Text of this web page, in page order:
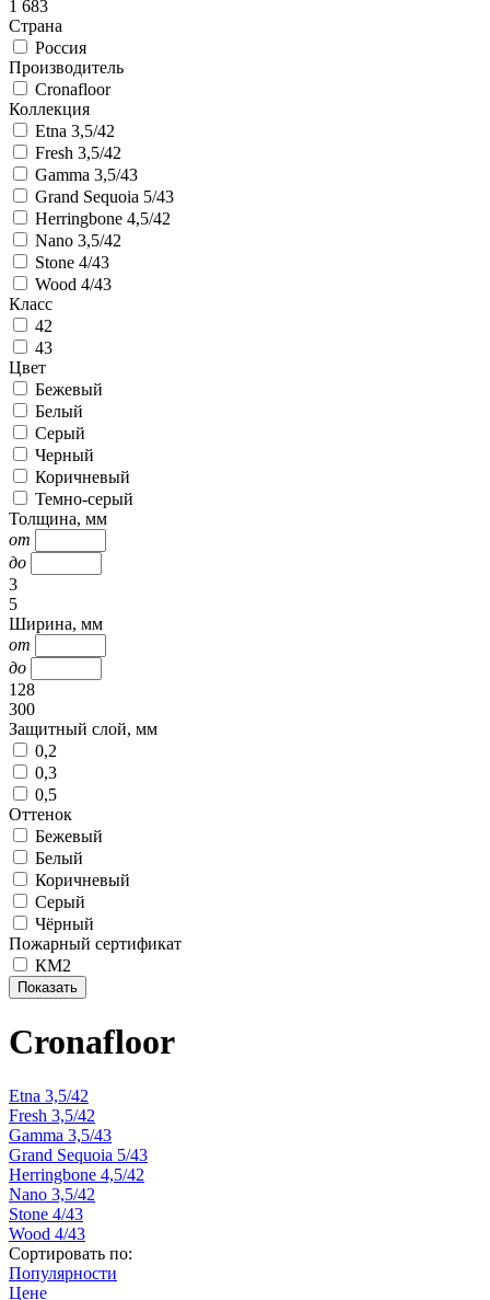
1 683
Страна
Россия
Производитель
Cronafloor
Коллекция
Etna 3,5/42
Fresh 3,5/42
Gamma 3,5/43
Grand Sequoia 5/43
Herringbone 4,5/42
Nano 3,5/42
Stone 4/43
Wood 4/43
Класс
42
43
Цвет
Бежевый
Белый
Серый
Черный
Коричневый
Темно-серый
Толщина, мм
от
до
3
5
Ширина, мм
от
до
128
300
Защитный слой, мм
0,2
0,3
0,5
Оттенок
Бежевый
Белый
Коричневый
Серый
Чёрный
Пожарный сертификат
КМ2
Cronafloor
Etna 3,5/42
Fresh 3,5/42
Gamma 3,5/43
Grand Sequoia 5/43
Herringbone 4,5/42
Nano 3,5/42
Stone 4/43
Wood 4/43
Сортировать по:
Популярности
Цене